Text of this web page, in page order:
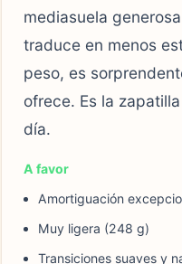
mediasuela
traduce en menos
peso, es
ofrece. Es la
día.
A favor
Amortiguación
Muy ligera (248 g)
Transiciones suaves y